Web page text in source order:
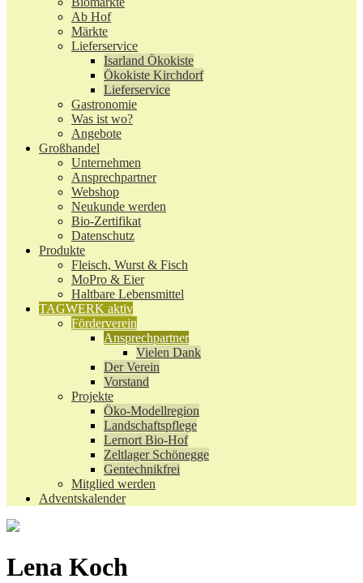
Ab Hof
Märkte
Lieferservice
Isarland Ökokiste
Ökokiste Kirchdorf
Lieferservice
Gastronomie
Was ist wo?
Angebote
Großhandel
Unternehmen
Ansprechpartner
Webshop
Neukunde werden
Bio-Zertifikat
Datenschutz
Produkte
Fleisch, Wurst & Fisch
MoPro & Eier
Haltbare Lebensmittel
TAGWERK aktiv
Förderverein
Ansprechpartner
Vielen Dank
Der Verein
Vorstand
Projekte
Öko-Modellregion
Landschaftspflege
Lernort Bio-Hof
Zeltlager Schönegge
Gentechnikfrei
Mitglied werden
Adventskalender
Lena Koch